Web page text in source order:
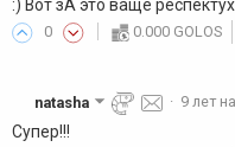
:) Вот зА это ваще
0 0.000 GOLOS
natasha · 9 лет
Супер!!!